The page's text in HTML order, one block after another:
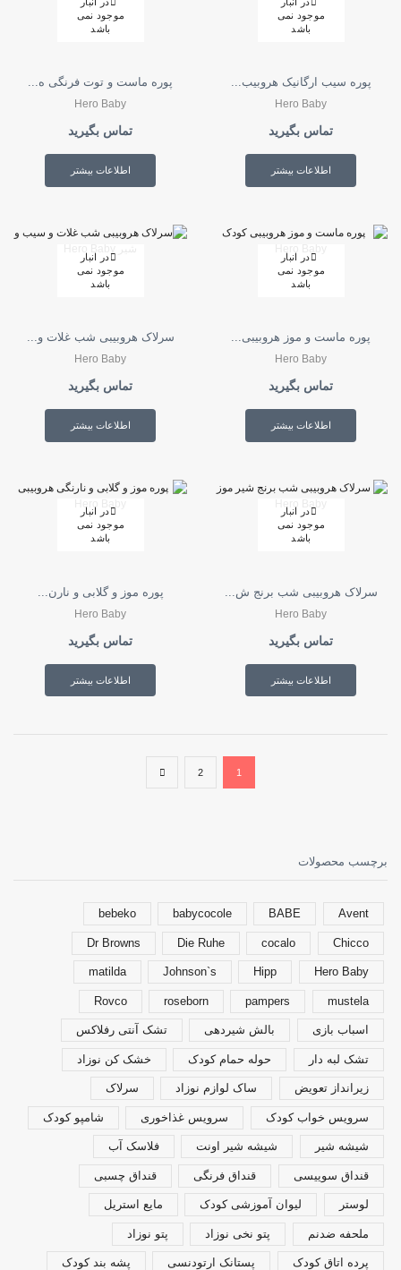
موجود نمی
باشد
پوره سیب ارگانیک هروبیب...
Hero Baby
تماس بگیرید
اطلاعات بیشتر
موجود نمی
باشد
پوره ماست و توت فرنگی ه...
Hero Baby
تماس بگیرید
اطلاعات بیشتر
در انبار
موجود نمی
باشد
پوره ماست و موز هروبیبی...
Hero Baby
تماس بگیرید
اطلاعات بیشتر
در انبار
موجود نمی
باشد
سرلاک هروبیبی شب غلات و...
Hero Baby
تماس بگیرید
اطلاعات بیشتر
در انبار
موجود نمی
باشد
سرلاک هروبیبی شب برنج ش...
Hero Baby
تماس بگیرید
اطلاعات بیشتر
در انبار
موجود نمی
باشد
پوره موز و گلابی و نارن...
Hero Baby
تماس بگیرید
اطلاعات بیشتر
1
2
برچسب محصولات
Avent
BABE
babycocole
bebeko
Chicco
cocalo
Die Ruhe
Dr Browns
Hero Baby
Hipp
Johnson`s
matilda
mustela
pampers
roseborn
Rovco
اسباب بازی بالش شیردهی تشک آنتی رفلاکس
تشک لبه دار حوله حمام کودک خشک کن نوزاد
زیرانداز تعویض ساک لوازم نوزاد سرلاک
سرویس خواب کودک سرویس غذاخوری شامپو کودک
شیشه شیر شیشه شیر اونت فلاسک آب
قنداق سوییسی قنداق فرنگی قنداق چسبی
لوستر لیوان آموزشی کودک مایع استریل
ملحفه ضدنم پتو نخی نوزاد پتو نوزاد
پرده اتاق کودک پستانک ارتودنسی پشه بند کودک